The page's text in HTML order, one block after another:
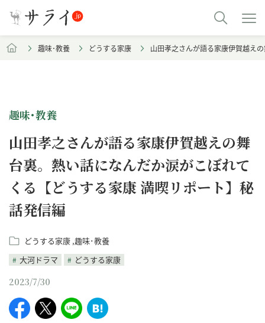
趣味･教養 どうする家康 山田孝之さんが語る家康伊賀越え
趣味･教養
山田孝之さんが語る家康伊賀越えの舞
台裏。熱い話になんだか涙がこぼれて
くる【どうする家康 満喫リポート】秘
話発信編
どうする家康 趣味･教養
大河ドラマ
どうする家康
2023/7/30